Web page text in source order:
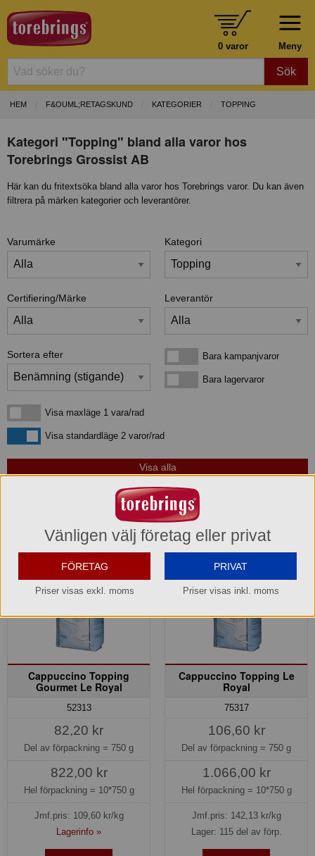
Meny
0 varor
Sök
HEM F&OUML;RETAGSKUND KATEGORIER TOPPING
Kategori "Topping" bland alla varor hos
Torebrings Grossist AB
Här kan du fritextsöka bland alla varor hos Torebrings varor. Du kan även
filtrera på märken kategorier och leverantörer.
Varumärke Kategori
Certifiering/Märke Leverantör
Sortera efter Bara kampanjvarorBara kampanjvaror
Bara lagervarorBara lagervaror
Visa maxläge 1 vara/rad
Visa maxläge 1 vara/rad
Visa standardlägeVisa standardläge 2 varor/rad
som matchar din sökning:
Cappuccino Topping
Gourmet Le Royal
52313
82,20 kr
Del av förpackning = 750 g
822,00 kr
Hel förpackning = 10*750 g
Jmf.pris: 109,60kr/kg
Lagerinfo »
Cappuccino Topping Le
Royal
75317
106,60 kr
Del av förpackning = 750 g
1.066,00 kr
Hel förpackning = 10*750 g
Jmf.pris: 142,13kr/kg
Lager: 115 del av förp.
Vänligen välj företag eller privat
FÖRETAG
Priser visas exkl. moms
PRIVAT
Priser visas inkl. moms